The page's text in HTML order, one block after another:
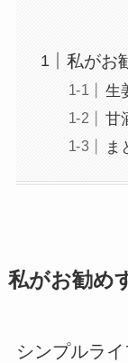
私がお
生
甘
ま
私がお勧め
シンプルラ